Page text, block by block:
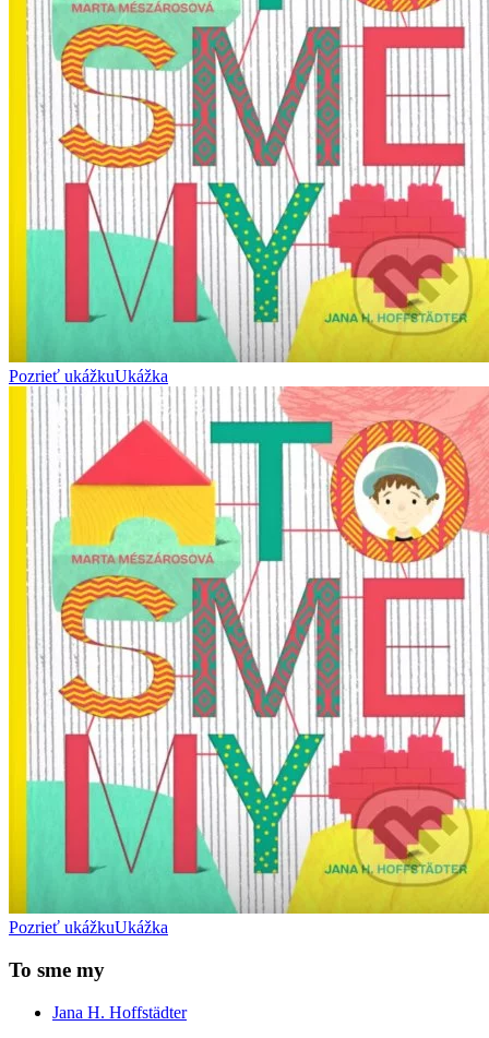
Pozrieť ukážkuUkážka
Pozrieť ukážkuUkážka
To sme my
Jana H. Hoffstädter